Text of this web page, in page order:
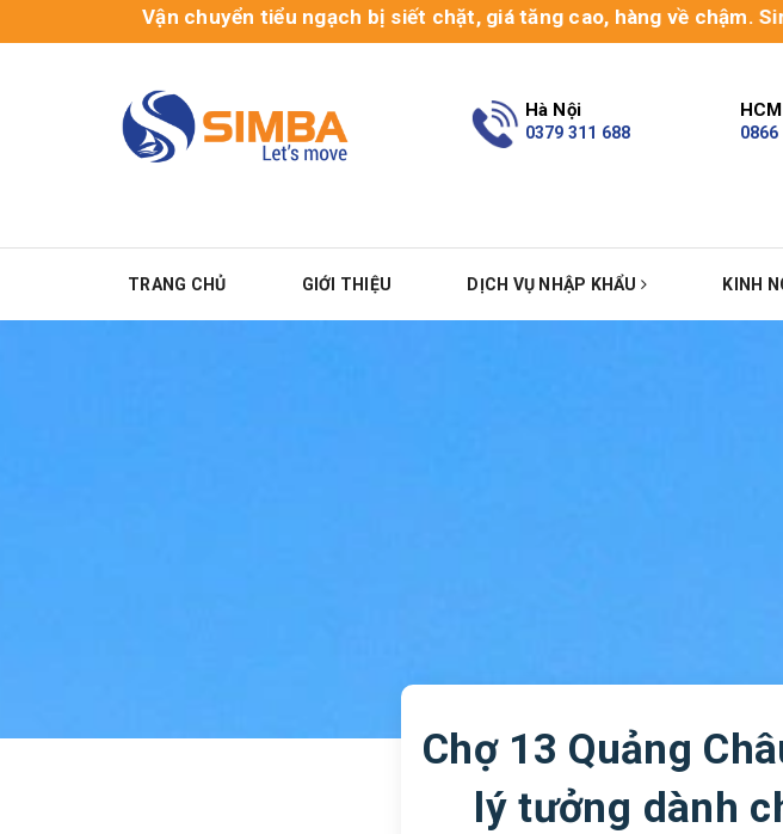
Vận chuyển tiểu ngạch bị siết chặt, giá tăng cao, hàng về chậm. Simba
Hà Nội
0379 311 688
HCM
0866
TRANG CHỦ GIỚI THIỆU DỊCH VỤ NHẬP KHẨU KINH
Chợ 13 Quảng
lý tưởng dành